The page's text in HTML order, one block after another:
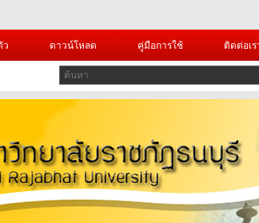
ว ดาวน์โหลด คู่มือการใช้ ติดต่อเร